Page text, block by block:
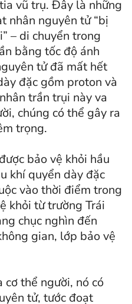
vũ trụ. Đây là những
nhân nguyên tử “bị
– di chuyển trong
bằng tốc độ ánh
tử đã mất hết
đặc gồm proton và
trần trụi này va
chúng có thể gây ra
trọng.
bảo vệ khỏi hầu
khí quyển dày đặc
vào thời điểm trong
khỏi từ trường Trái
chục nghìn đến
gian, lớp bảo vệ
thể người, nó có
tử, tước đoạt